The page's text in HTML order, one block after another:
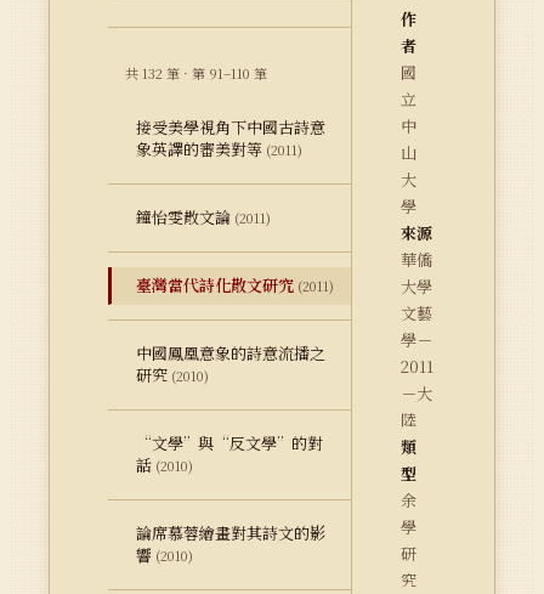
共 132 筆 · 第 91–110 筆
接受美學視角下中國古詩意
象英譯的審美對等 (2011)
鐘怡雯散文論 (2011)
臺灣當代詩化散文研究 (2011)
中國鳳凰意象的詩意流播之
研究 (2010)
“文學”與“反文學”的對
話 (2010)
論席慕蓉繪畫對其詩文的影
響 (2010)
作
者
國
立
中
山
大
學
來源
華僑
大學
文藝
學－
2011
－大
陸
類
型
余
學
研
究